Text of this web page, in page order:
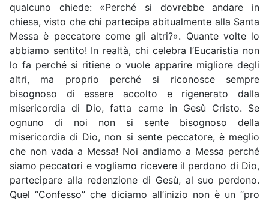
qualcuno chiede: «Perché si dovrebbe andare in
chiesa, visto che chi partecipa abitualmente alla Santa
Messa è peccatore come gli altri?». Quante volte lo
abbiamo sentito! In realtà, chi celebra l’Eucaristia non
lo fa perché si ritiene o vuole apparire migliore degli
altri, ma proprio perché si riconosce sempre
bisognoso di essere accolto e rigenerato dalla
misericordia di Dio, fatta carne in Gesù Cristo. Se
ognuno di noi non si sente bisognoso della
misericordia di Dio, non si sente peccatore, è meglio
che non vada a Messa! Noi andiamo a Messa perché
siamo peccatori e vogliamo ricevere il perdono di Dio,
partecipare alla redenzione di Gesù, al suo perdono.
Quel “Confesso” che diciamo all’inizio non è un “pro